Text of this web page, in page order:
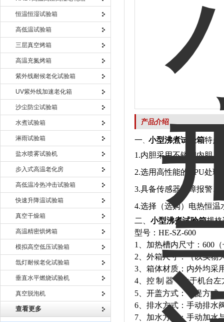
恒温恒湿试验箱
高低温试验箱
三层真空烤箱
高温充氮烤箱
紫外线耐候老化试验箱
UV紫外线加速老化箱
沙尘防尘试验箱
水煮试验箱
淋雨试验箱
盐水喷雾试验机
步入式高温老化房
高低温冷热冲击试验箱
快速升降温试验箱
真空干燥箱
高温精密烘烤箱
模拟高空低压试验箱
氙灯耐候老化试验箱
垂直水平燃烧试验机
真空脱泡机
查看更多
产品介绍
一、 小型沸煮试验箱特点
1.内胆采用不锈钢内胆
2.选用高性能的CPU处
3.具备传感器故障报警、
4.选择（选购）电热恒
二、 小型沸煮试验箱规
型号：HE-SZ-600
1、加热槽内尺寸：600
2、外箱尺寸：（以实物
3、箱体材质：内外均采
4、控制 器：位于机台左
5、开盖方式：手提方式
6、排水方式：手动排水
7、加水方式：手动加水